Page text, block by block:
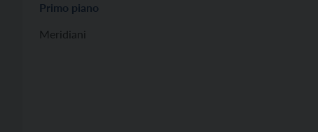
Primo piano
Meridiani